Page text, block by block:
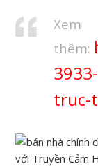
Xem
thêm:
truc-